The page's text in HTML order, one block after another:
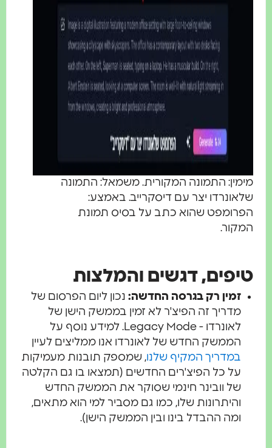
מימין: התמונה המקורית. משמאל: התמונה
שלאונרדו יצר עם דיסקרייב. באמצע:
הפרומפט שהוא כתב על בסיס תמונת
המקור.
טיפים, דגשים והמלצות
זמין רק בגרסה החדשה:נכון ליום הפרסום של
מדריך זה הפיצ'ר לא זמין בממשק הישן של
לאונרדו - Legacy Mode. למידע נוסף על
הממשק החדש של לאונרדו אנו ממליצים לעיין
במדריך המקיף שלנו, שמספק תובנות מעמיקות
על כל הפיצ'רים החדשים (תמצאו בו גם הקלטה
של וובינר חינמי שסוקר את הממשק החדש
והיתרונות שלו, כמו גם מסביר למי הוא מתאים,
ומה ההבדל בינו ובין הממשק הישן).